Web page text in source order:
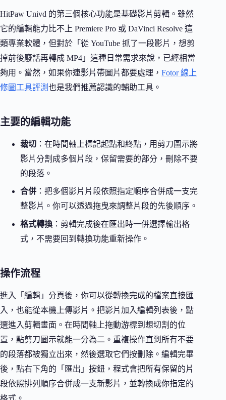
HitPaw Univd 的第三個核心功能是基礎影片剪輯。雖然
它的編輯能力比不上 Premiere Pro 或 DaVinci Resolve 這
類專業軟體，但對於「從 YouTube 抓了一段影片，想剪
掉前後廢話再轉成 MP4」這種日常需求來說，已經相當
夠用。當然，如果你連影片帶圖片都要處理， Fotor 線上
修圖工具評測 也是我們推薦認識的輔助工具。
主要的編輯功能
裁切 ：在時間軸上標記起點和終點，用剪刀圖示將
影片分割成多個片段，保留需要的部分，刪除不要
的段落。
合併 ：把多個影片片段依照指定順序合併成一支完
整影片。你可以透過拖曳來調整片段的先後順序。
格式轉換 ：剪輯完成後在匯出時一併選擇輸出格
式，不需要回到轉換功能重新操作。
操作流程
進入「編輯」分頁後，你可以從轉換完成的檔案直接匯
入，也能從本機上傳影片。把影片加入編輯列表後，點
選進入剪輯畫面。在時間軸上拖動游標到想切割的位
置，點剪刀圖示就能一分為二。重複操作直到所有不要
的段落都被獨立出來，然後選取它們按刪除。編輯完畢
後，點右下角的「匯出」按鈕，程式會把所有保留的片
段依照排列順序合併成一支新影片，並轉換成你指定的
格式。